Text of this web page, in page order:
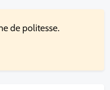
de politesse.